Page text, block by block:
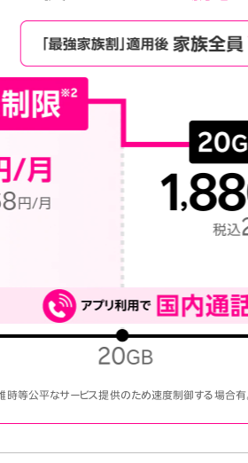
等公平なサービス提供のため速度制御する場合